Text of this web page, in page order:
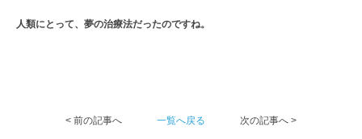
人類にとって、夢の治療法だったのですね。
< 前の記事へ 一覧へ戻る 次の記事へ >